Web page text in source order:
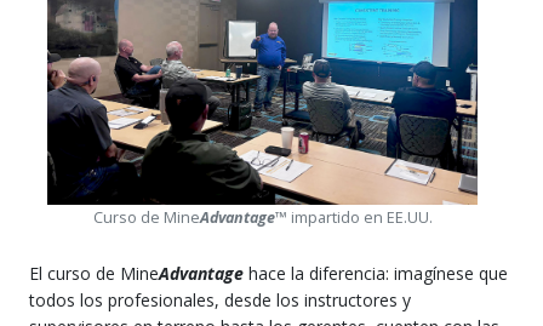
Curso de MineAdvantage™ impartido en EE.UU.
El curso de MineAdvantage hace la diferencia: imagínese que
todos los profesionales, desde los instructores y